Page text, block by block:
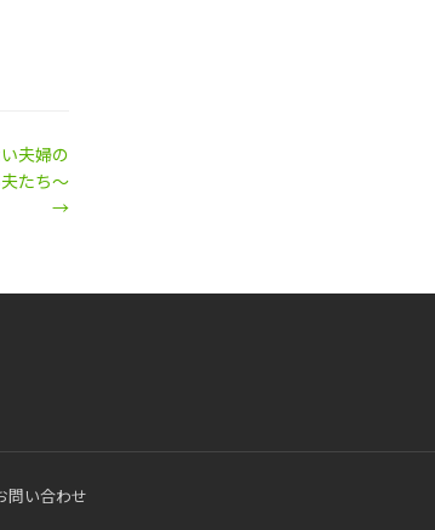
夫婦の
たち〜
→
問い合わせ